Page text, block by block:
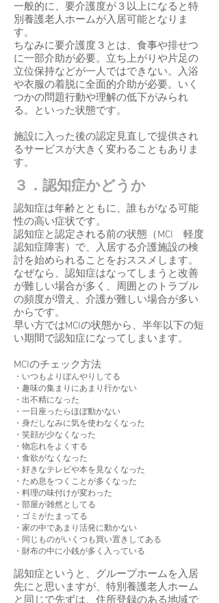
​一般的に、要介護度が３以上になると特
別養護老人ホームが入居可能となりま
す。
ちなみに要介護度３とは、食事や排せつ
に一部介助が必要。立ち上がりや片足の
立位保持などが一人ではできない。入浴
や衣服の着脱に全面的介助が必要。いく
つかの問題行動や理解の低下がみられ
る。といった状態です。
施設に入った後の認定見直しで提供され
るサービスが大きく変わることもありま
す。
３．認知症かどうか
認知症は年齢とともに、誰もがなる可能
性の高い症状です。
認知症と認定される前の状態（MCI 軽度
認知症障害）で、入居する介護施設の検
討を始められることをおススメします。
なぜなら、認知症はなってしまうと改善
が難しい場合が多く、周囲とのトラブル
の頻度が増え、介護が難しい場合が多い
からです。
早い方ではMCIの状態から、半年以下の短
い期間で認知症になってしまいます。
MCIのチェック方法
・いつもよりぼんやりしてる
・趣味の集まりにあまり行かない
・出不精になった
・一日座ったらほぼ動かない
・身だしなみに気を使わなくなった
・笑顔が少なくなった
・物忘れをよくする
・食欲がなくなった
・好きなテレビや本を見なくなった
・ため息をつくことが多くなった
・料理の味付けが変わった
・部屋が雑然としてる
・ゴミがたまってる
・家の中であまり活発に動かない
・同じものがいくつも買い置きしてある
・財布の中に小銭が多く入っている
認知症というと、グループホームを入居
先にと思いますが、特別養護老人ホーム
と同じで先ずは、住所登録のある地域で